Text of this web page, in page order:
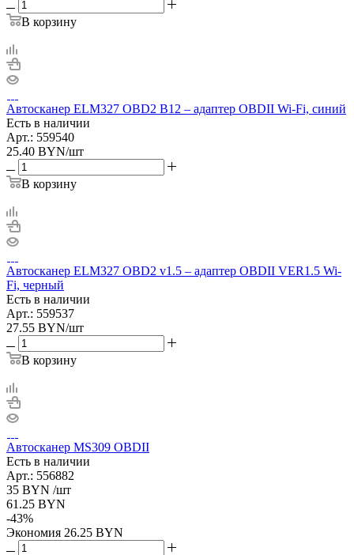
В корзину
Автосканер ELM327 OBD2 B12 – адаптер OBDII Wi-Fi, синий
Есть в наличии
Арт.: 559540
25.40 BYN/шт
В корзину
Автосканер ELM327 OBD2 v1.5 – адаптер OBDII VER1.5 Wi-
Fi, черный
Есть в наличии
Арт.: 559537
27.55 BYN/шт
В корзину
Автосканер MS309 OBDII
Есть в наличии
Арт.: 556882
35 BYN /шт
61.25 BYN
-43%
Экономия 26.25 BYN